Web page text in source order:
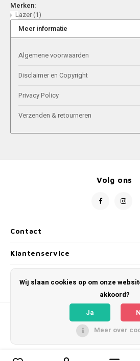
Merken:
Lazer(1)
Meer informatie
Algemene voorwaarden
Disclaimer en Copyright
Privacy Policy
Verzenden & retourneren
Contact
Volg ons
Klantenservice
© Copyright 2026 Jurjens Design - Powered
Wij slaan cookies op om onze
akkoord?
Ja
Meer over